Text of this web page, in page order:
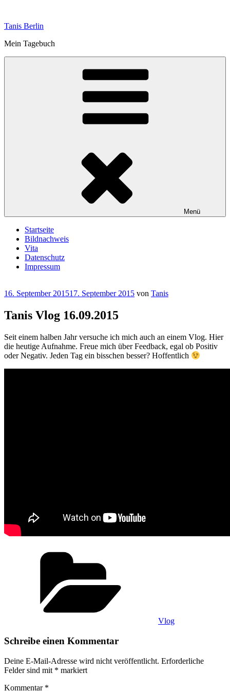
springen
Tanis Berlin
Mein Tagebuch
Menü
Startseite
Bildnachweis
Vita
Datenschutz
Impressum
Veröffentlicht
16. September 201517. September 2015 von Tanis
Tanis Vlog 16.09.2015
Seit einem halben Jahr versuche ich mich auch an einem Vlog. Hier
die heutige Aufnahme. Freue mich über Feedback, egal ob Positiv
oder Negativ. Jeden Tag ein bisschen besser? Hoffentlich
Vlog
Schreibe einen Kommentar
Deine E-Mail-Adresse wird nicht veröffentlicht. Erforderliche
Felder sind mit * markiert
Kommentar *